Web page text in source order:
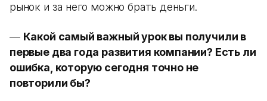
рынок и за него можно брать деньги.
— Какой самый важный урок вы получили в
первые два года развития компании? Есть ли
ошибка, которую сегодня точно не
повторили бы?